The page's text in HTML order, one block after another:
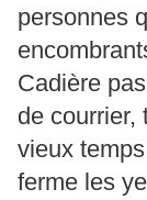
personnes
Cadière
de courrier,
vieux
ferme les